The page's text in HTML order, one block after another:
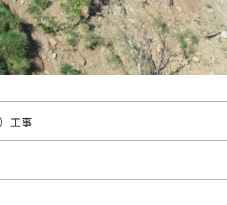
工事